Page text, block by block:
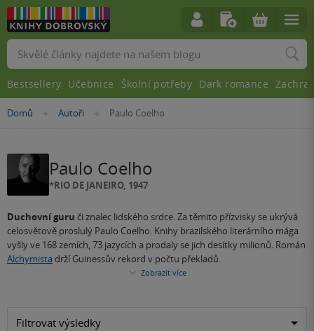
Nacházíte
Domů »Autoři »Paulo Coelho
Paulo Coelho
*RIO DE JANEIRO, 1947
Duchovní guru či znalec lidského srdce. Za těmito přízvisky se ukrývá
celosvětově proslulý Paulo Coelho. Knihy brazilského literárního mága
vyšly ve 168 zemích, 73 jazycích a prodaly se jich desítky milionů. Román
Alchymista drží Guinessův rekord v počtu překladů.
Zobrazit více
Filtrovat výsledky
Vyhledávání
Bestsellery Učebnice Školní potřeby Dark romance